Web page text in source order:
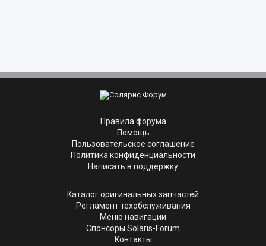
Правила форума
Помощь
Пользовательское соглашение
Политика конфиденциальности
Написать в поддержку
Каталог оригинальных запчастей
Регламент техобслуживания
Меню навигации
Спонсоры Solaris-Forum
Контакты